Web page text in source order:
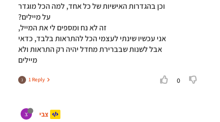
וכן בהגדרות האישיות של כל אחד, למה הכל מוגדר
על מיילים?
זה לא נח ומספים לי את המייל,
אני עכשיו שינתי לעצמי הכל להתראות בלבד, כדאי
אבל לשנות שבברירת מחדל יהיה רק התראות ולא
מיילים
נ 1 Reply 0
צ צבי